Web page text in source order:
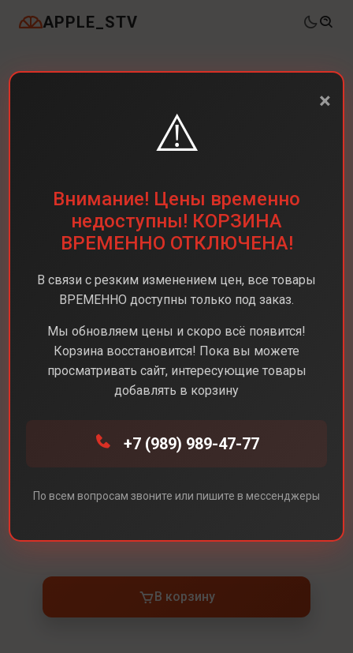
APPLE_STV
AirPods Max 2024
В корзину
×
⚠️
Внимание! Цены временно
недоступны! КОРЗИНА
ВРЕМЕННО ОТКЛЮЧЕНА!
В связи с резким изменением цен, все товары
ВРЕМЕННО доступны только под заказ.
Мы обновляем цены и скоро всё появится!
Корзина восстановится! Пока вы можете
просматривать сайт, интересующие товары
добавлять в корзину
+7 (989) 989-47-77
По всем вопросам звоните или пишите в мессенджеры